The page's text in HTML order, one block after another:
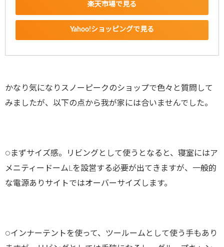
楽天市場で見る
Yahoo!ショッピングで見る
かなり気になりスノーピークのショップで色々と質問して
みましたが、以下の点から我が家には合いませんでした。
○まずサイズ感。リビングとして使うとなると、寝室にはア
メニティードームLを設営する必要が出てきますが、一般的
な電源ありサイトではオーバーサイズします。
○インナーテントを使って、ツールームとして使う手もあり